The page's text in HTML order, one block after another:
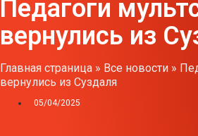
Педагоги
вернулись из
Главная страница » Все новости »
вернулись из Суздаля
05/04/2025